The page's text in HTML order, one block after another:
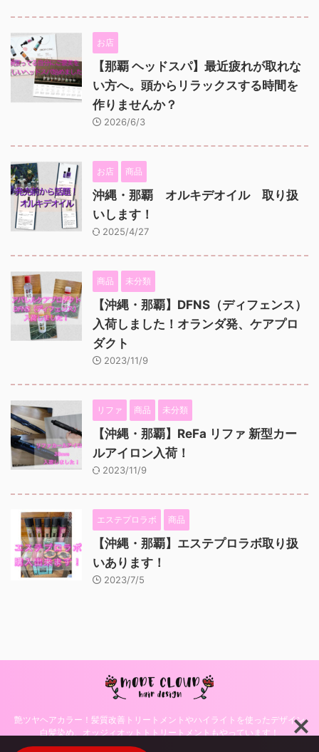
お店
【那覇 ヘッドスパ】最近疲れが取れな
い方へ。頭からリラックスする時間を
作りませんか？
2026/6/3
お店 商品
沖縄・那覇 オルキデオイル 取り扱
いします！
2025/4/27
商品 未分類
【沖縄・那覇】DFNS（ディフェンス）
入荷しました！オランダ発、ケアプロ
ダクト
2023/11/9
リファ 商品 未分類
【沖縄・那覇】ReFa リファ 新型カー
ルアイロン入荷！
2023/11/9
エステプロラボ 商品
【沖縄・那覇】エステプロラボ取り扱
いあります！
2023/7/5
艶ツヤヘアカラー！髪質改善トリートメントやハイライトを使ったデザイン
白髪染め、オッジィオットトトリートメントもやっています！